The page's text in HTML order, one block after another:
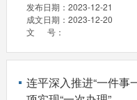
发布日期： 2023-12-21
成文日期： 2023-12-20
文 号：
连平深入推进“一件事